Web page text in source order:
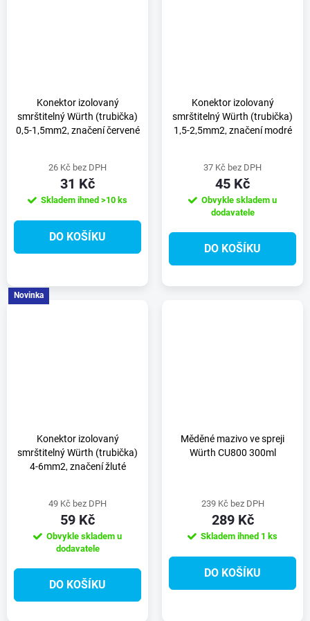
Konektor izolovaný
smrštitelný Würth (trubička)
0,5-1,5mm2, značení červené
26 Kč bez DPH
31 Kč
Skladem ihned >10 ks
DO KOŠÍKU
Konektor izolovaný
smrštitelný Würth (trubička)
1,5-2,5mm2, značení modré
37 Kč bez DPH
45 Kč
Obvykle skladem u
dodavatele
DO KOŠÍKU
Novinka
Konektor izolovaný
smrštitelný Würth (trubička)
4-6mm2, značení žluté
49 Kč bez DPH
59 Kč
Obvykle skladem u
dodavatele
DO KOŠÍKU
Měděné mazivo ve spreji
Würth CU800 300ml
239 Kč bez DPH
289 Kč
Skladem ihned 1 ks
DO KOŠÍKU